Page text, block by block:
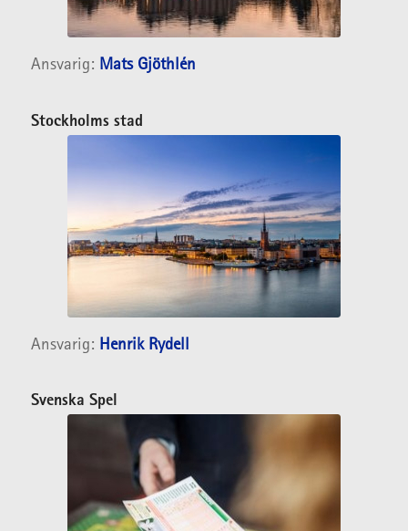
Ansvarig: Mats Gjöthlén
Stockholms stad
Ansvarig: Henrik Rydell
Svenska Spel